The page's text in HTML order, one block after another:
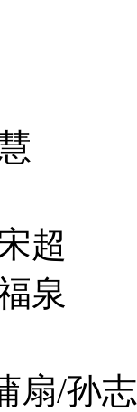
超
泉
/孙